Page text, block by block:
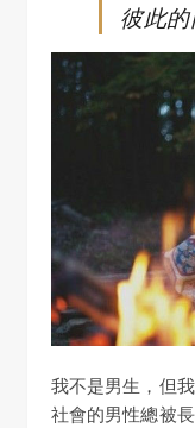
彼此的
我不是男生，但
社會的男性總被